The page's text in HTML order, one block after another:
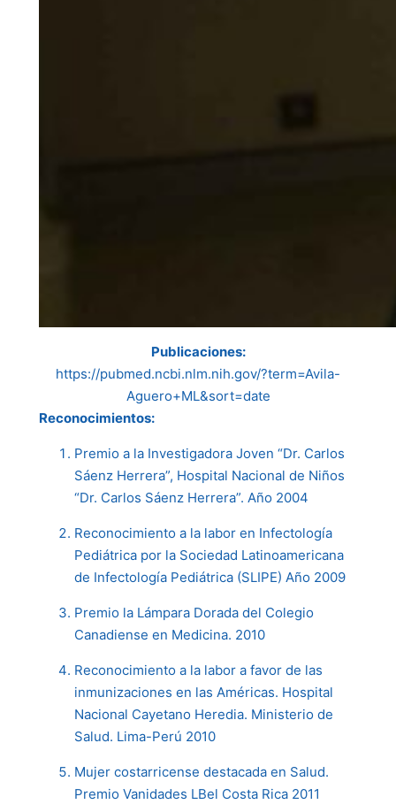
Publicaciones:
https://pubmed.ncbi.nlm.nih.gov/?term=Avila-
Aguero+ML&sort=date
Reconocimientos:
Premio a la Investigadora Joven “Dr. Carlos
Sáenz Herrera”, Hospital Nacional de Niños
“Dr. Carlos Sáenz Herrera”. Año 2004
Reconocimiento a la labor en Infectología
Pediátrica por la Sociedad Latinoamericana
de Infectología Pediátrica (SLIPE) Año 2009
Premio la Lámpara Dorada del Colegio
Canadiense en Medicina. 2010
Reconocimiento a la labor a favor de las
inmunizaciones en las Américas. Hospital
Nacional Cayetano Heredia. Ministerio de
Salud. Lima-Perú 2010
Mujer costarricense destacada en Salud.
Premio Vanidades LBel Costa Rica 2011